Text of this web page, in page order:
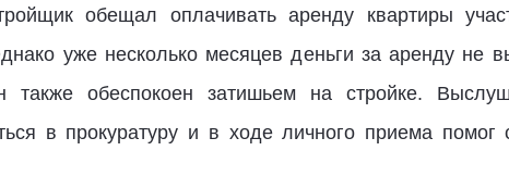
обещал оплачивать аренду квартиры
уже несколько месяцев деньги за аренду не
обеспокоен затишьем на стройке.
в прокуратуру и в ходе личного приема помог